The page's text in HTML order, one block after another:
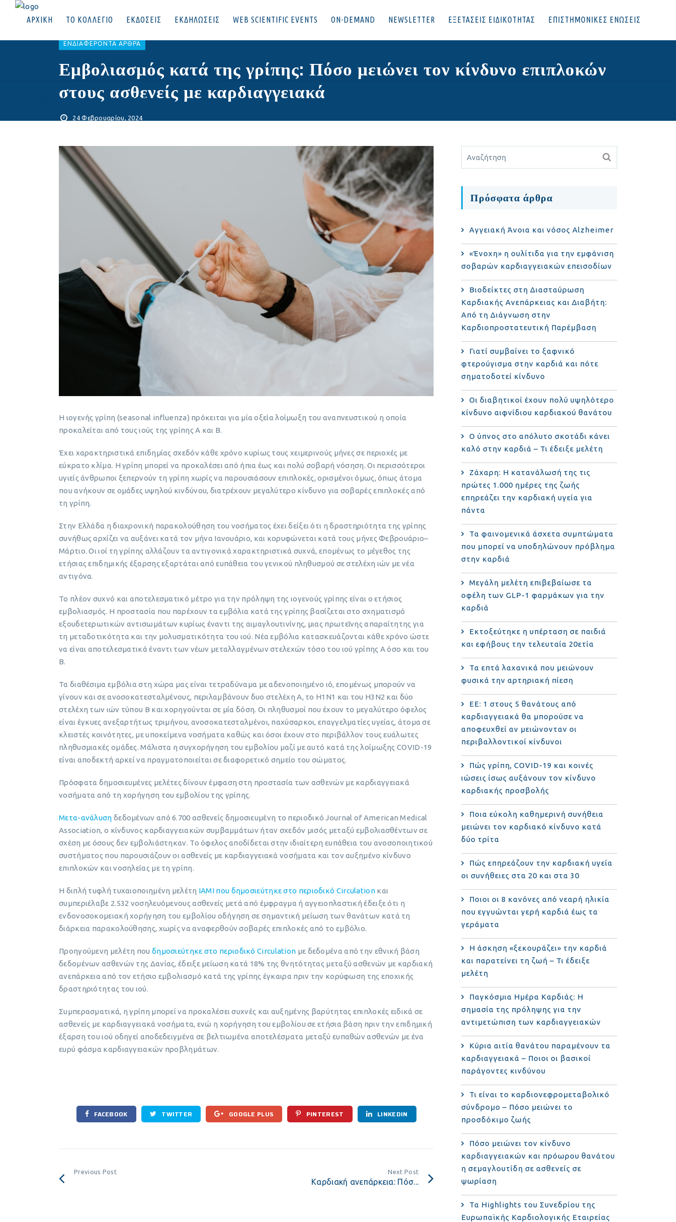
ΑΡΧΙΚΗ ΤΟ ΚΟΛΛΕΓΙΟ ΕΚΔΟΣΕΙΣ ΕΚΔΗΛΩΣΕΙΣ WEB SCIENTIFIC EVENTS ON-DEMAND NEWSLETTER ΕΞΕΤΑΣΕΙΣ ΕΙΔΙΚΟΤΗΤΑΣ ΕΠΙΣΤΗΜΟΝΙΚΕΣ ΕΝΩΣΕΙΣ
ΕΠΙΚΟΙΝΩΝΙΑ | ΣΥΝΔΕΘΕΙΤΕ
EΝΔΙΑΦΈΡΟΝΤΑ ΆΡΘΡΑ
Εμβολιασμός κατά της γρίπης: Πόσο μειώνει τον κίνδυνο επιπλοκών
στους ασθενείς με καρδιαγγειακά
24 Φεβρουαρίου, 2024
Η ιογενής γρίπη (seasonal influenza) πρόκειται για μία οξεία λοίμωξη του αναπνευστικού η οποία
προκαλείται από τους ιούς της γρίπης Α και Β.
Έχει χαρακτηριστικά επιδημίας σχεδόν κάθε χρόνο κυρίως τους χειμερινούς μήνες σε περιοχές με
εύκρατο κλίμα. Η γρίπη μπορεί να προκαλέσει από ήπια έως και πολύ σοβαρή νόσηση. Οι περισσότεροι
υγιείς άνθρωποι ξεπερνούν τη γρίπη χωρίς να παρουσιάσουν επιπλοκές, ορισμένοι όμως, όπως άτομα
που ανήκουν σε ομάδες υψηλού κινδύνου, διατρέχουν μεγαλύτερο κίνδυνο για σοβαρές επιπλοκές από
τη γρίπη.
Στην Ελλάδα η διαχρονική παρακολούθηση του νοσήματος έχει δείξει ότι η δραστηριότητα της γρίπης
συνήθως αρχίζει να αυξάνει κατά τον μήνα Ιανουάριο, και κορυφώνεται κατά τους μήνες Φεβρουάριο–
Μάρτιο. Οι ιοί τη γρίπης αλλάζουν τα αντιγονικά χαρακτηριστικά συχνά, επομένως το μέγεθος της
ετήσιας επιδημικής έξαρσης εξαρτάται από ευπάθεια του γενικού πληθυσμού σε στελέχη ιών με νέα
αντιγόνα.
Το πλέον συχνό και αποτελεσματικό μέτρο για την πρόληψη της ιογενούς γρίπης είναι ο ετήσιος
εμβολιασμός. Η προστασία που παρέχουν τα εμβόλια κατά της γρίπης βασίζεται στο σχηματισμό
εξουδετερωτικών αντισωμάτων κυρίως έναντι της αιμαγλουτινίνης, μιας πρωτεΐνης απαραίτητης για
τη μεταδοτικότητα και την μολυσματικότητα του ιού. Νέα εμβόλια κατασκευάζονται κάθε χρόνο ώστε
να είναι αποτελεσματικά έναντι των νέων μεταλλαγμένων στελεχών τόσο του ιού γρίπης Α όσο και του
Β.
Τα διαθέσιμα εμβόλια στη χώρα μας είναι τετραδύναμα με αδενοποιημένο ιό, επομένως μπορούν να
γίνουν και σε ανοσοκατεσταλμένους, περιλαμβάνουν δυο στελέχη Α, το Η1Ν1 και του Η3Ν2 και δύο
στελέχη των ιών τύπου Β και χορηγούνται σε μία δόση. Οι πληθυσμοί που έχουν το μεγαλύτερο όφελος
είναι έγκυες ανεξαρτήτως τριμήνου, ανοσοκατεσταλμένοι, παχύσαρκοι, επαγγελματίες υγείας, άτομα σε
κλειστές κοινότητες, με υποκείμενα νοσήματα καθώς και όσοι έχουν στο περιβάλλον τους ευάλωτες
πληθυσμιακές ομάδες. Μάλιστα η συγχορήγηση του εμβολίου μαζί με αυτό κατά της λοίμωξης COVID-19
είναι αποδεκτή αρκεί να πραγματοποιείται σε διαφορετικό σημείο του σώματος.
Πρόσφατα δημοσιευμένες μελέτες δίνουν έμφαση στη προστασία των ασθενών με καρδιαγγειακά
νοσήματα από τη χορήγηση του εμβολίου της γρίπης.
Μετα-ανάλυση δεδομένων από 6.700 ασθενείς δημοσιευμένη το περιοδικό Journal of American Medical
Association, ο κίνδυνος καρδιαγγειακών συμβαμμάτων ήταν σχεδόν μισός μεταξύ εμβολιασθέντων σε
σχέση με όσους δεν εμβολιάστηκαν. Το όφελος αποδίδεται στην ιδιαίτερη ευπάθεια του ανοσοποιητικού
συστήματος που παρουσιάζουν οι ασθενείς με καρδιαγγειακά νοσήματα και τον αυξημένο κίνδυνο
επιπλοκών και νοσηλείας με τη γρίπη.
Η διπλή τυφλή τυχαιοποιημένη μελέτη IAMI που δημοσιεύτηκε στο περιοδικό Circulationκαι
συμπεριέλαβε 2.532 νοσηλευόμενους ασθενείς μετά από έμφραγμα ή αγγειοπλαστική έδειξε ότι η
ενδονοσοκομειακή χορήγηση του εμβολίου οδήγηση σε σημαντική μείωση των θανάτων κατά τη
διάρκεια παρακολούθησης, χωρίς να αναφερθούν σοβαρές επιπλοκές από το εμβόλιο.
Προηγούμενη μελέτη που δημοσιεύτηκε στο περιοδικό Circulation με δεδομένα από την εθνική βάση
δεδομένων ασθενών της Δανίας, έδειξε μείωση κατά 18% της θνητότητας μεταξύ ασθενών με καρδιακή
ανεπάρκεια από τον ετήσιο εμβολιασμό κατά της γρίπης έγκαιρα πριν την κορύφωση της εποχικής
δραστηριότητας του ιού.
Συμπερασματικά, η γρίπη μπορεί να προκαλέσει συχνές και αυξημένης βαρύτητας επιπλοκές ειδικά σε
ασθενείς με καρδιαγγειακά νοσήματα, ενώ η χορήγηση του εμβολίου σε ετήσια βάση πριν την επιδημική
έξαρση του ιού οδηγεί αποδεδειγμένα σε βελτιωμένα αποτελέσματα μεταξύ ευπαθών ασθενών με ένα
ευρύ φάσμα καρδιαγγειακών προβλημάτων.
FACEBOOK TWITTER GOOGLE PLUS PINTEREST LINKEDIN
Previous Post Next Post
Καρδιακή ανεπάρκεια: Πόσ...
Πρόσφατα άρθρα
Αγγειακή Άνοια και νόσος Alzheimer
«Ένοχη» η ουλίτιδα για την εμφάνιση
σοβαρών καρδιαγγειακών επεισοδίων
Βιοδείκτες στη Διασταύρωση
Καρδιακής Ανεπάρκειας και Διαβήτη:
Από τη Διάγνωση στην
Καρδιοπροστατευτική Παρέμβαση
Γιατί συμβαίνει το ξαφνικό
φτερούγισμα στην καρδιά και πότε
σηματοδοτεί κίνδυνο
Οι διαβητικοί έχουν πολύ υψηλότερο
κίνδυνο αιφνίδιου καρδιακού θανάτου
Ο ύπνος στο απόλυτο σκοτάδι κάνει
καλό στην καρδιά – Τι έδειξε μελέτη
Ζάχαρη: Η κατανάλωσή της τις
πρώτες 1.000 ημέρες της ζωής
επηρεάζει την καρδιακή υγεία για
πάντα
Τα φαινομενικά άσχετα συμπτώματα
που μπορεί να υποδηλώνουν πρόβλημα
στην καρδιά
Μεγάλη μελέτη επιβεβαίωσε τα
οφέλη των GLP-1 φαρμάκων για την
καρδιά
Εκτοξεύτηκε η υπέρταση σε παιδιά
και εφήβους την τελευταία 20ετία
Τα επτά λαχανικά που μειώνουν
φυσικά την αρτηριακή πίεση
ΕΕ: 1 στους 5 θανάτους από
καρδιαγγειακά θα μπορούσε να
αποφευχθεί αν μειώνονταν οι
περιβαλλοντικοί κίνδυνοι
Πώς γρίπη, COVID-19 και κοινές
ιώσεις ίσως αυξάνουν τον κίνδυνο
καρδιακής προσβολής
Ποια εύκολη καθημερινή συνήθεια
μειώνει τον καρδιακό κίνδυνο κατά
δύο τρίτα
Πώς επηρεάζουν την καρδιακή υγεία
οι συνήθειες στα 20 και στα 30
Ποιοι οι 8 κανόνες από νεαρή ηλικία
που εγγυώνται γερή καρδιά έως τα
γεράματα
Η άσκηση «ξεκουράζει» την καρδιά
και παρατείνει τη ζωή – Τι έδειξε
μελέτη
Παγκόσμια Ημέρα Καρδιάς: Η
σημασία της πρόληψης για την
αντιμετώπιση των καρδιαγγειακών
Κύρια αιτία θανάτου παραμένουν τα
καρδιαγγειακά – Ποιοι οι βασικοί
παράγοντες κινδύνου
Τι είναι το καρδιονεφρομεταβολικό
σύνδρομο – Πόσο μειώνει το
προσδόκιμο ζωής
Πόσο μειώνει τον κίνδυνο
καρδιαγγειακών και πρόωρου θανάτου
η σεμαγλουτίδη σε ασθενείς σε
ψωρίαση
Τα Highlights του Συνεδρίου της
Ευρωπαϊκής Καρδιολογικής Εταιρείας